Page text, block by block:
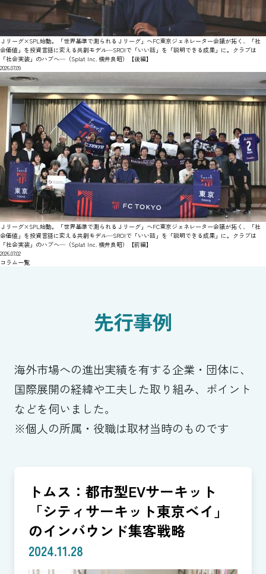
Ｊリーグ×SPL始動。「世界基準で測られるＪリーグ」へFC東京ジェネレーター会議が拓く、「社
会価値」を投資言語に変える共創モデル—SROIで「いい話」を「説明できる成果」に。クラブは
「社会実装」のハブへ—（Splat Inc. 横井良昭）【後編】
2026.07.09
Ｊリーグ×SPL始動。「世界基準で測られるＪリーグ」へFC東京ジェネレーター会議が拓く、「社
会価値」を投資言語に変える共創モデル—SROIで「いい話」を「説明できる成果」に。クラブは
「社会実装」のハブへ—（Splat Inc. 横井良昭）【前編】
2026.07.02
コラム一覧
先行事例
海外市場への進出実績を有する企業・団体に、
国際展開の経緯や工夫した取り組み、ポイント
などを伺いました。
※個人の所属・役職は取材当時のものです
トムス：都市型EVサーキット
「シティサーキット東京ベイ」
のインバウンド集客戦略
2024.11.28